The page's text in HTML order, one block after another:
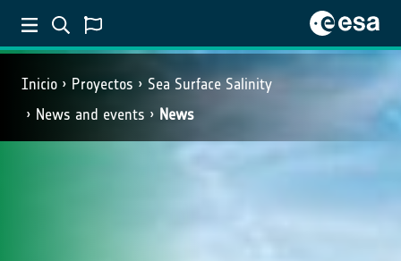
Inicio Proyectos
Sea Surface Salinity
News and events
News